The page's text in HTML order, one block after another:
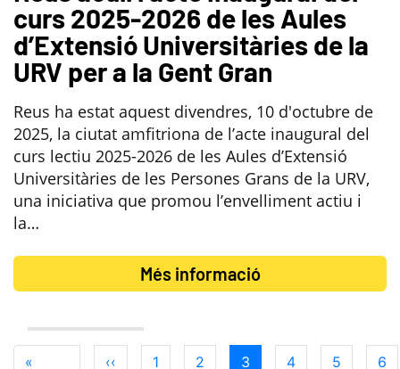
curs 2025-2026 de les Aules
d’Extensió Universitàries de la
URV per a la Gent Gran
Reus ha estat aquest divendres, 10 d'octubre de
2025, la ciutat amfitriona de l’acte inaugural del
curs lectiu 2025-2026 de les Aules d’Extensió
Universitàries de les Persones Grans de la URV,
una iniciativa que promou l’envelliment actiu i
la…
Més informació
Paginació
Primera
«
Pàgina
‹‹ Page
1 Page
2
Pàgina
3 Page
4 Page
5 6